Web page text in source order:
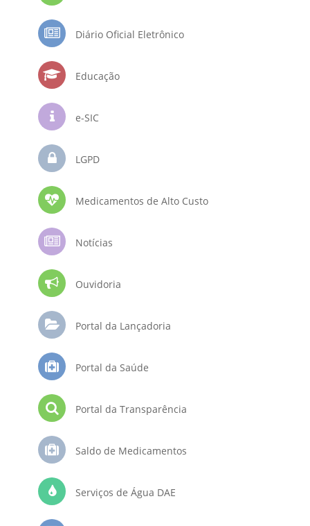
Diário Oficial Eletrônico
Educação
e-SIC
LGPD
Medicamentos de Alto Custo
Notícias
Ouvidoria
Portal da Lançadoria
Portal da Saúde
Portal da Transparência
Saldo de Medicamentos
Serviços de Água DAE